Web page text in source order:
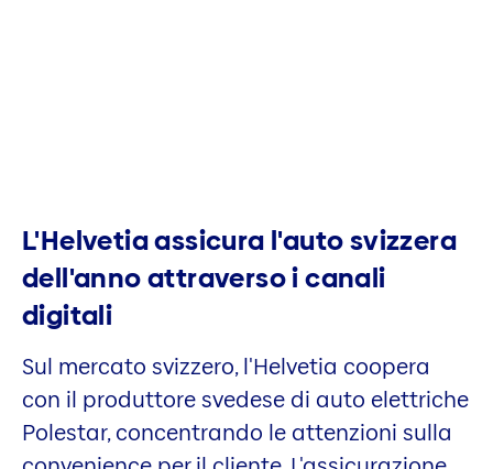
L'Helvetia assicura l'auto svizzera
dell'anno attraverso i canali
digitali
Sul mercato svizzero, l'Helvetia coopera
con il produttore svedese di auto elettriche
Polestar, concentrando le attenzioni sulla